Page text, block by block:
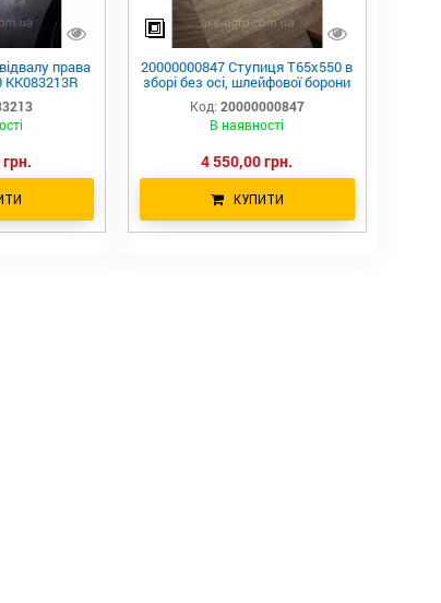
права
KK083213R
20000000847 Ступиця T65х550 в
зборі без осі, шлейфової борони
SANIKA.
Код: 20000000847
В наявності
4 550,00 грн.
КУПИТИ